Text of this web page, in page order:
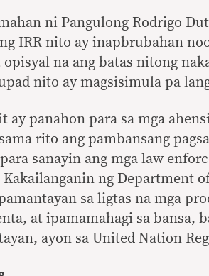
ni Pangulong Rodrigo
IRR nito ay inapbrubahan
na ang batas nitong
nito ay magsisimula pa
ay panahon para sa mga
rito ang pambansang
sanayin ang mga law
Kakailanganin ng Department
sa ligtas na mga
at ipamamahagi sa bansa,
ayon sa United Nation